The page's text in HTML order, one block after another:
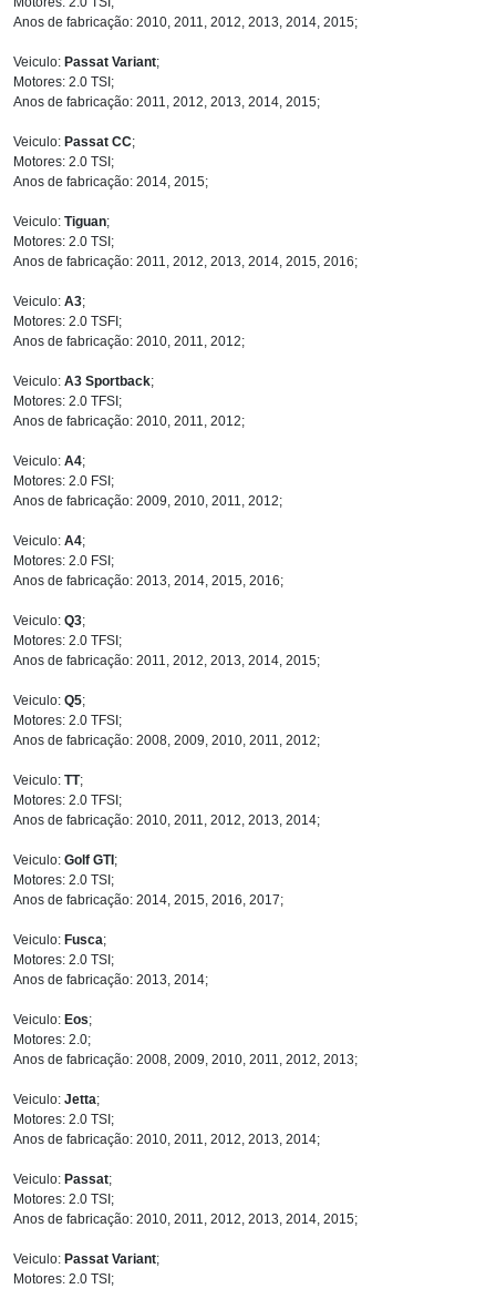
Anos de fabricação: 2010, 2011, 2012, 2013, 2014, 2015;
Veiculo: Passat Variant;
Motores: 2.0 TSI;
Anos de fabricação: 2011, 2012, 2013, 2014, 2015;
Veiculo: Passat CC;
Motores: 2.0 TSI;
Anos de fabricação: 2014, 2015;
Veiculo: Tiguan;
Motores: 2.0 TSI;
Anos de fabricação: 2011, 2012, 2013, 2014, 2015, 2016;
Veiculo: A3;
Motores: 2.0 TSFI;
Anos de fabricação: 2010, 2011, 2012;
Veiculo: A3 Sportback;
Motores: 2.0 TFSI;
Anos de fabricação: 2010, 2011, 2012;
Veiculo: A4;
Motores: 2.0 FSI;
Anos de fabricação: 2009, 2010, 2011, 2012;
Veiculo: A4;
Motores: 2.0 FSI;
Anos de fabricação: 2013, 2014, 2015, 2016;
Veiculo: Q3;
Motores: 2.0 TFSI;
Anos de fabricação: 2011, 2012, 2013, 2014, 2015;
Veiculo: Q5;
Motores: 2.0 TFSI;
Anos de fabricação: 2008, 2009, 2010, 2011, 2012;
Veiculo: TT;
Motores: 2.0 TFSI;
Anos de fabricação: 2010, 2011, 2012, 2013, 2014;
Veiculo: Golf GTI;
Motores: 2.0 TSI;
Anos de fabricação: 2014, 2015, 2016, 2017;
Veiculo: Fusca;
Motores: 2.0 TSI;
Anos de fabricação: 2013, 2014;
Veiculo: Eos;
Motores: 2.0;
Anos de fabricação: 2008, 2009, 2010, 2011, 2012, 2013;
Veiculo: Jetta;
Motores: 2.0 TSI;
Anos de fabricação: 2010, 2011, 2012, 2013, 2014;
Veiculo: Passat;
Motores: 2.0 TSI;
Anos de fabricação: 2010, 2011, 2012, 2013, 2014, 2015;
Veiculo: Passat Variant;
Motores: 2.0 TSI;